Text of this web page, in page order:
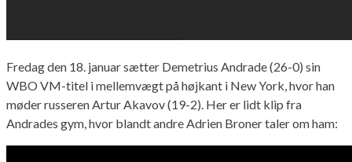
Fredag den 18. januar sætter Demetrius Andrade (26-0) sin
WBO VM-titel i mellemvægt på højkant i New York, hvor han
møder russeren Artur Akavov (19-2). Her er lidt klip fra
Andrades gym, hvor blandt andre Adrien Broner taler om ham: